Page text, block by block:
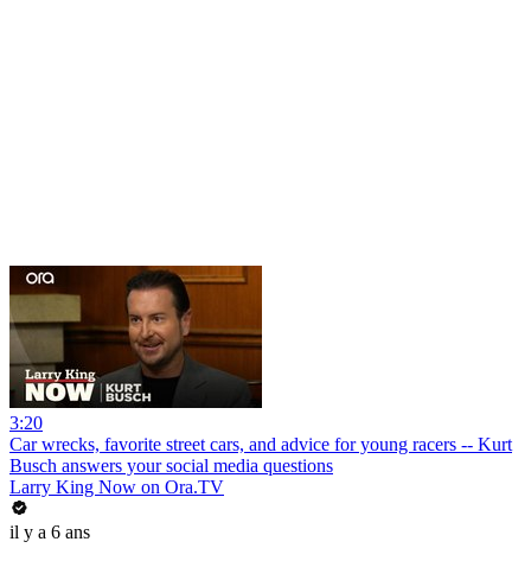
3:20
Car wrecks, favorite street cars, and advice for young racers -- Kurt
Busch answers your social media questions
Larry King Now on Ora.TV
il y a 6 ans